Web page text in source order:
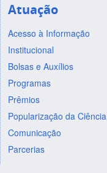
Atuação
Acesso à Informação
Institucional
Bolsas e Auxílios
Programas
Prêmios
Popularização da Ciência
Comunicação
Parcerias